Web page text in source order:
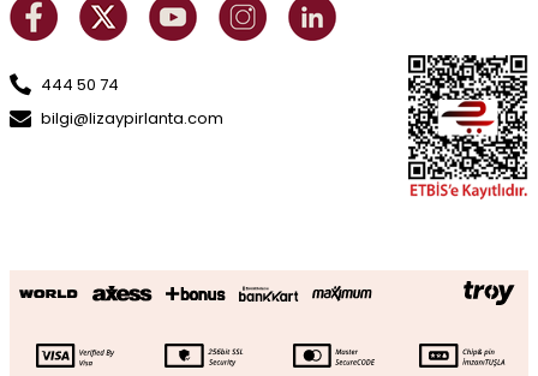
444 50 74
bilgi@lizaypirlanta.com